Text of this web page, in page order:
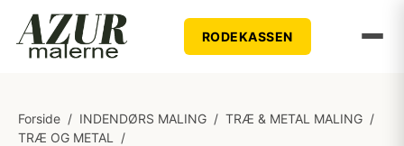
RODEKASSEN
Forside / INDENDØRS MALING / TRÆ & METAL MALING /
TRÆ OG METAL
/